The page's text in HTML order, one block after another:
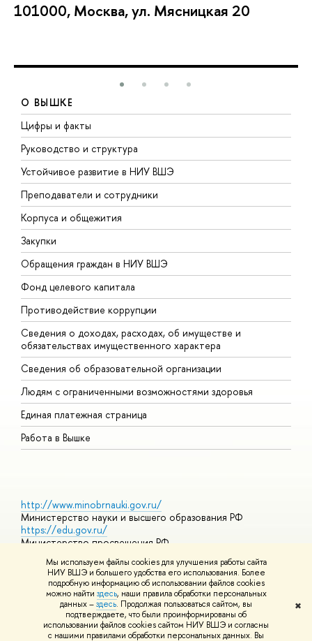
Мы используем файлы cookies для улучшения работы сайта
НИУ ВШЭ и большего удобства его использования. Более
подробную информацию об использовании файлов cookies
можно найти здесь, наши правила обработки персональных
данных –здесь. Продолжая пользоваться сайтом, вы
подтверждаете, что были проинформированы об
использовании файлов cookies сайтом НИУ ВШЭ и согласны
с нашими правилами обработки персональных данных. Вы
✖
101000, Москва, ул. Мясницкая 20
О ВЫШКЕ
Цифры и факты
Руководство и структура
Устойчивое развитие в НИУ ВШЭ
Преподаватели и сотрудники
Корпуса и общежития
Закупки
Обращения граждан в НИУ ВШЭ
Фонд целевого капитала
Противодействие коррупции
Сведения о доходах, расходах, об имуществе и
обязательствах имущественного характера
Сведения об образовательной организации
Людям с ограниченными возможностями здоровья
Единая платежная страница
Работа в Вышке
http://www.minobrnauki.gov.ru/
Министерство науки и высшего образования РФ
https://edu.gov.ru/
Министерство просвещения РФ
https://elearning.hse.ru/mooc
Массовые открытые онлайн-курсы
© НИУ ВШЭ 1993–2026 Адреса и контактыУсловия
использования материалов Политика конфиденциальности